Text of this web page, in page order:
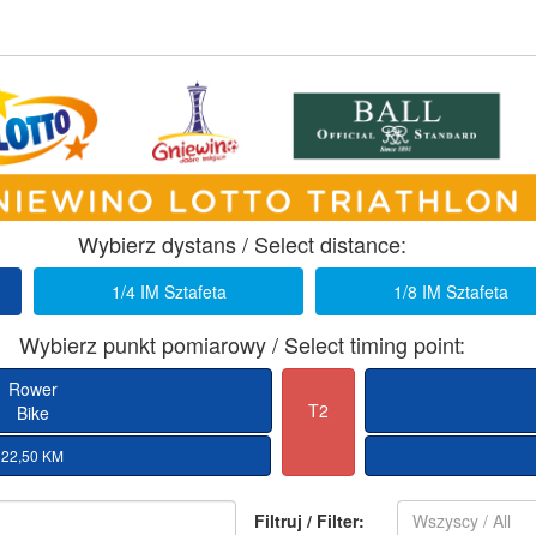
Wybierz dystans / Select distance:
1/4 IM Sztafeta 1/8 IM Sztafeta
Wybierz punkt pomiarowy / Select timing point:
Rower
Bike
22,50 KM
T2
Filtruj / Filter: Wszyscy / All